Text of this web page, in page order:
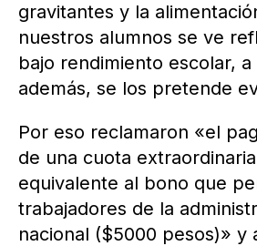
gravitantes y la
nuestros alumnos se ve
bajo rendimiento escolar, a
además, se los pretende
Por eso reclamaron «el
de una cuota
equivalente al bono que
trabajadores de la
nacional ($5000 pesos)» y